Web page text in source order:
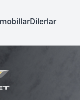
Dilerlar